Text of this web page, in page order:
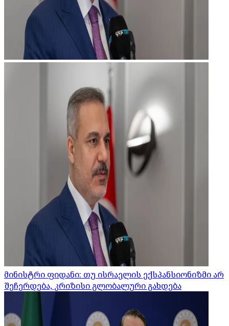
მინისტრი ფიდანი: თუ ისრაელის ექსპანსიონიზმი არ
შეჩერდება, კრიზისი გლობალური გახდება